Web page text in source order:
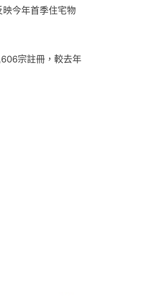
今年首季住宅物
宗註冊，較去年